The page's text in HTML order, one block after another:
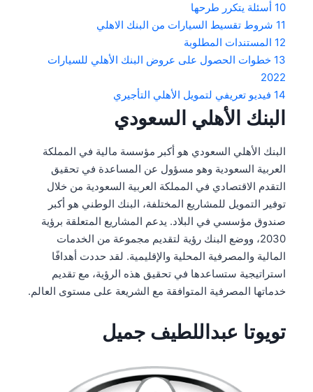
10 أسئلة يتكرر طرحها
11 شروط تقسيط السيارات من البنك الاهلي
12 المستندات المطلوبة
13 خطوات الحصول على عروض البنك الأهلي للسيارات
2022
14 فيديو تعريفي لتمويل الأهلي التأجيري
البنك الأهلي السعودي
البنك الأهلي السعودي هو أكبر مؤسسة مالية في المملكة
العربية السعودية وهو مسؤول عن المساعدة في تحقيق
التقدم الاقتصادي في المملكة العربية السعودية من خلال
توفير التمويل للمشاريع المختلفة، البنك الوطني هو أكبر
صندوق مؤسسي في البلاد. يدعم المشاريع المتعلقة برؤية
2030، ووضع البنك رؤية لتقديم مجموعة من الخدمات
المالية والمصرفية المحلية والإقليمية. لقد حددت أهدافًا
استراتيجية ستساعدها في تحقيق هذه الرؤية، مع تقديم
خدماتها المصرفية المتوافقة مع الشريعة على مستوى العالم.
تويوتا عبداللطيف جميل